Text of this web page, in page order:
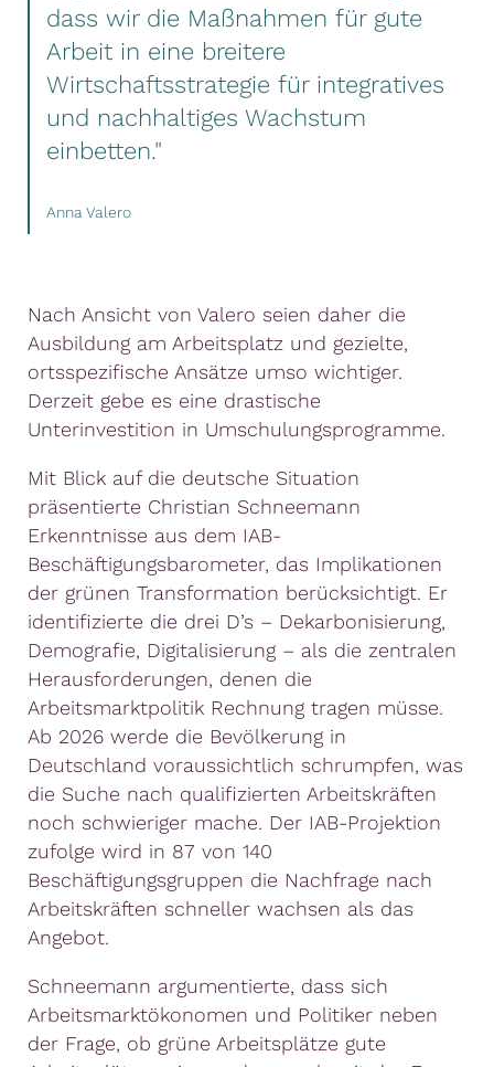
dass wir die Maßnahmen für gute
Arbeit in eine breitere
Wirtschaftsstrategie für integratives
und nachhaltiges Wachstum
einbetten."
Anna Valero
Nach Ansicht von Valero seien daher die
Ausbildung am Arbeitsplatz und gezielte,
ortsspezifische Ansätze umso wichtiger.
Derzeit gebe es eine drastische
Unterinvestition in Umschulungsprogramme.
Mit Blick auf die deutsche Situation
präsentierte Christian Schneemann
Erkenntnisse aus dem IAB-
Beschäftigungsbarometer, das Implikationen
der grünen Transformation berücksichtigt. Er
identifizierte die drei D’s – Dekarbonisierung,
Demografie, Digitalisierung – als die zentralen
Herausforderungen, denen die
Arbeitsmarktpolitik Rechnung tragen müsse.
Ab 2026 werde die Bevölkerung in
Deutschland voraussichtlich schrumpfen, was
die Suche nach qualifizierten Arbeitskräften
noch schwieriger mache. Der IAB-Projektion
zufolge wird in 87 von 140
Beschäftigungsgruppen die Nachfrage nach
Arbeitskräften schneller wachsen als das
Angebot.
Schneemann argumentierte, dass sich
Arbeitsmarktökonomen und Politiker neben
der Frage, ob grüne Arbeitsplätze gute